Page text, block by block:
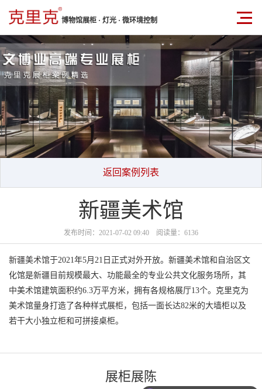
博物馆展柜 · 灯光 · 微环境控制
返回案例列表
新疆美术馆
发布时间：2021-07-02 09:40 阅读量：6136
新疆美术馆于2021年5月21日正式对外开放。新疆美术馆和自治区文
化馆是新疆目前规模最大、功能最全的专业公共文化服务场所，其
中美术馆建筑面积约6.3万平方米，拥有各规格展厅13个。克里克为
美术馆量身打造了各种样式展柜 ，包括一面长达82米的大墙柜以及
若干大小独立柜和可拼接桌柜。
展柜展陈